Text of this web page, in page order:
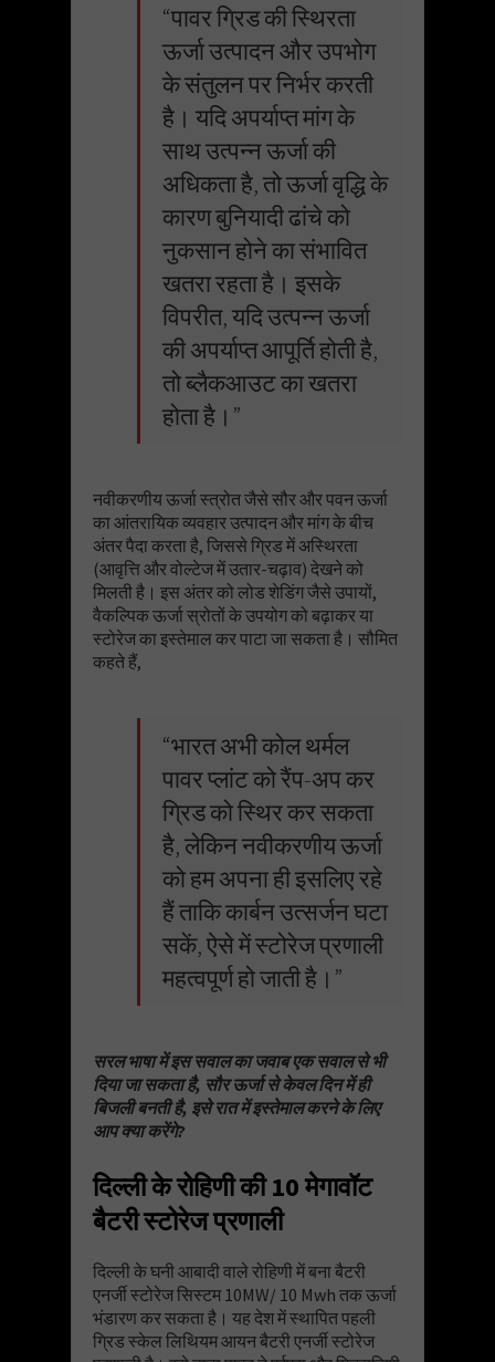
“पावर ग्रिड की स्थिरता
ऊर्जा उत्पादन और उपभोग
के संतुलन पर निर्भर करती
है। यदि अपर्याप्त मांग के
साथ उत्पन्न ऊर्जा की
अधिकता है, तो ऊर्जा वृद्धि के
कारण बुनियादी ढांचे को
नुकसान होने का संभावित
खतरा रहता है। इसके
विपरीत, यदि उत्पन्न ऊर्जा
की अपर्याप्त आपूर्ति होती है,
तो ब्लैकआउट का खतरा
होता है।”
नवीकरणीय ऊर्जा स्त्रोत जैसे सौर और पवन ऊर्जा
का आंतरायिक व्यवहार उत्पादन और मांग के बीच
अंतर पैदा करता है, जिससे ग्रिड में अस्थिरता
(आवृत्ति और वोल्टेज में उतार-चढ़ाव) देखने को
मिलती है। इस अंतर को लोड शेडिंग जैसे उपायों,
वैकल्पिक ऊर्जा स्रोतों के उपयोग को बढ़ाकर या
स्टोरेज का इस्तेमाल कर पाटा जा सकता है। सौमित
कहते हैं,
“भारत अभी कोल थर्मल
पावर प्लांट को रैंप-अप कर
ग्रिड को स्थिर कर सकता
है, लेकिन नवीकरणीय ऊर्जा
को हम अपना ही इसलिए रहे
हैं ताकि कार्बन उत्सर्जन घटा
सकें, ऐसे में स्टोरेज प्रणाली
महत्वपूर्ण हो जाती है।”
सरल भाषा में इस सवाल का जवाब एक सवाल से भी
दिया जा सकता है, सौर ऊर्जा से केवल दिन में ही
बिजली बनती है, इसे रात में इस्तेमाल करने के लिए
आप क्या करेंगे?
दिल्ली के रोहिणी की 10 मेगावॉट
बैटरी स्टोरेज प्रणाली
दिल्ली के घनी आबादी वाले रोहिणी में बना बैटरी
एनर्जी स्टोरेज सिस्टम 10MW/ 10 Mwh तक ऊर्जा
भंडारण कर सकता है। यह देश में स्थापित पहली
ग्रिड स्केल लिथियम आयन बैटरी एनर्जी स्टोरेज